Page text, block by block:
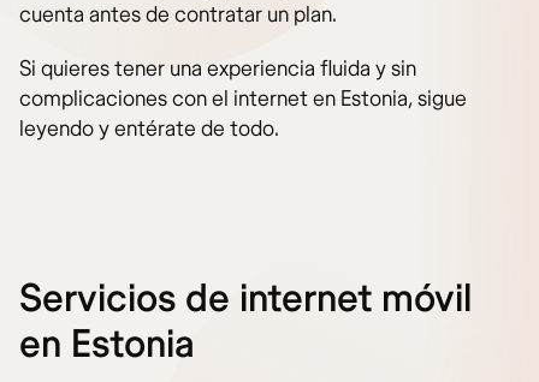
cuenta antes de contratar un plan.
Si quieres tener una experiencia fluida y sin
complicaciones con el internet en Estonia, sigue
leyendo y entérate de todo.
Servicios de internet móvil
en Estonia